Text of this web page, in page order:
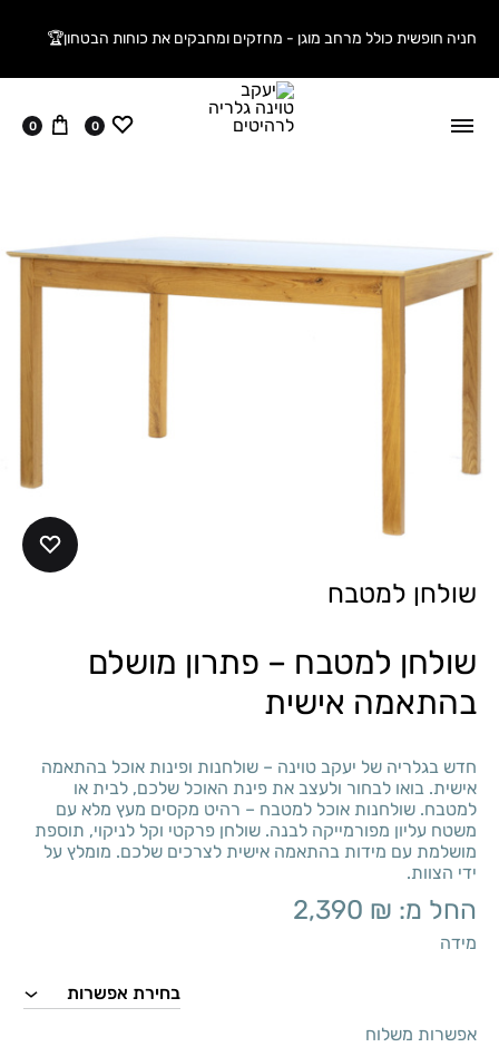
חניה חופשית כולל מרחב מוגן - מחזקים ומחבקים את כוחות הבטחון🏆
ווישליסט
0 עגלה
0
שולחן למטבח
שולחן למטבח – פתרון מושלם
בהתאמה אישית
חדש בגלריה של יעקב טוינה – שולחנות ופינות אוכל בהתאמה
אישית. בואו לבחור ולעצב את פינת האוכל שלכם, לבית או
למטבח. שולחנות אוכל למטבח – רהיט מקסים מעץ מלא עם
משטח עליון מפורמייקה לבנה. שולחן פרקטי וקל לניקוי, תוספת
מושלמת עם מידות בהתאמה אישית לצרכים שלכם. מומלץ על
ידי הצוות.
החל מ: 2,390 ₪
מידה
אפשרות משלוח